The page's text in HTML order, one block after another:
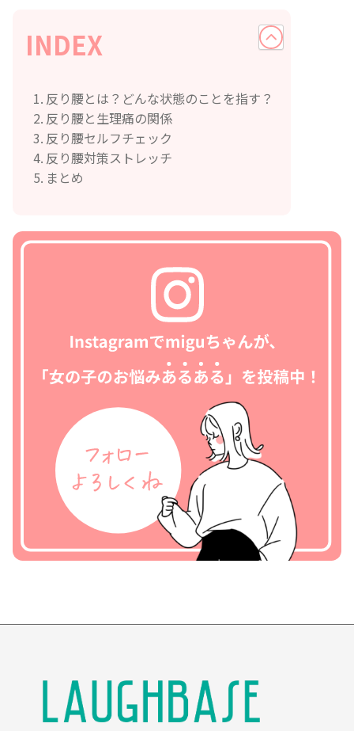
INDEX
反り腰とは？どんな状態のことを指す？
反り腰と生理痛の関係
反り腰セルフチェック
反り腰対策ストレッチ
まとめ